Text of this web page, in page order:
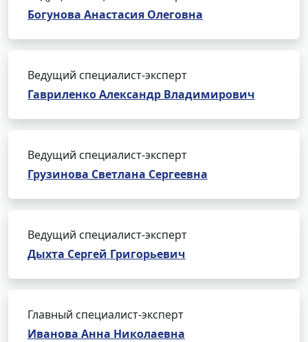
Богунова Анастасия Олеговна
Ведущий специалист-эксперт
Гавриленко Александр Владимирович
Ведущий специалист-эксперт
Грузинова Светлана Сергеевна
Ведущий специалист-эксперт
Дыхта Сергей Григорьевич
Главный специалист-эксперт
Иванова Анна Николаевна